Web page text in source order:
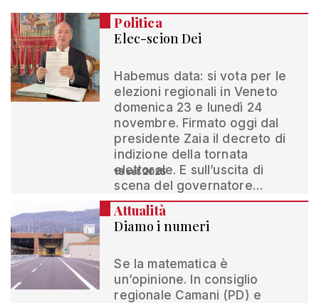
Politica
Elec-scion Dei
Habemus data: si vota per le
elezioni regionali in Veneto
domenica 23 e lunedì 24
novembre. Firmato oggi dal
presidente Zaia il decreto di
indizione della tornata
elettorale. E sull’uscita di
scena del governatore…
18 set 2025
Attualità
Diamo i numeri
Se la matematica è
un’opinione. In consiglio
regionale Camani (PD) e